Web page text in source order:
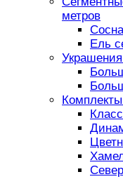
метров
Ель